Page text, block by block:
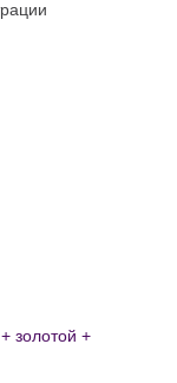
золотой +